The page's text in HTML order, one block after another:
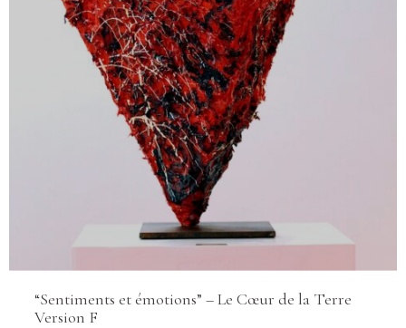
“Sentiments et émotions” – Le Cœur de la Terre
Version F